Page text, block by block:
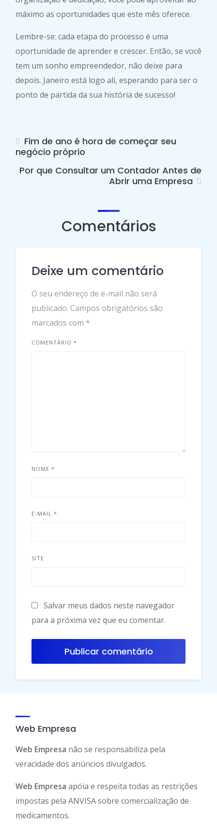
máximo as oportunidades que este mês oferece.
Lembre-se: cada etapa do processo é uma
oportunidade de aprender e crescer. Então, se você
tem um sonho empreendedor, não deixe para
depois. Janeiro está logo ali, esperando para ser o
ponto de partida da sua história de sucesso!
Fim de ano é hora de começar seu
negócio próprio
Por que Consultar um Contador Antes de
Abrir uma Empresa
Comentários
Deixe um comentário
O seu endereço de e-mail não será
publicado. Campos obrigatórios são
marcados com *
COMENTÁRIO *
NOME *
E-MAIL *
SITE
Salvar meus dados neste navegador
para a próxima vez que eu comentar.
Web Empresa
Web Empresa não se responsabiliza pela
veracidade dos anúncios divulgados.
Web Empresa apóia e respeita todas as restrições
impostas pela ANVISA sobre comercialização de
medicamentos.